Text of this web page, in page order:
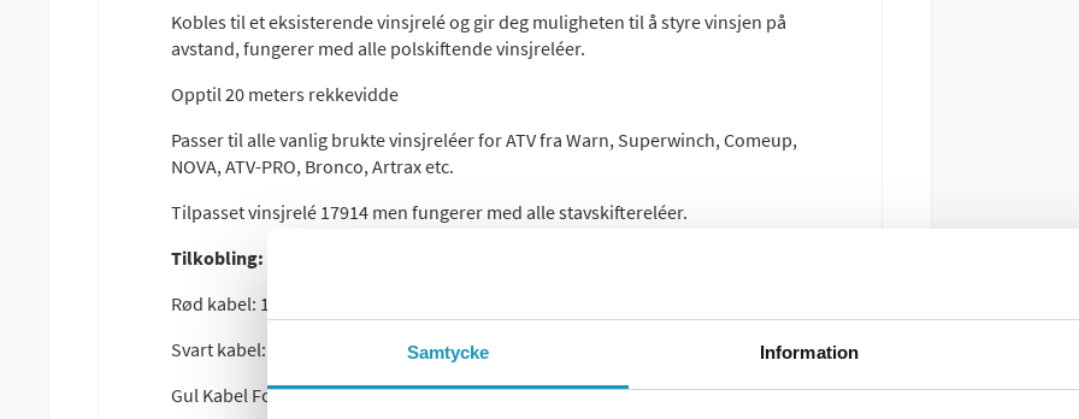
Samtycke Information
Kobles til et eksisterende vinsjrelé og gir deg muligheten til å styre vinsjen på
avstand, fungerer med alle polskiftende vinsjreléer.
Opptil 20 meters rekkevidde
Passer til alle vanlig brukte vinsjreléer for ATV fra Warn, Superwinch, Comeup,
NOVA, ATV-PRO, Bronco, Artrax etc.
Tilpasset vinsjrelé 17914 men fungerer med alle stavskiftereléer.
Tilkobling:
Rød kabel: 12v Battery Plus, eller Plus etter tenning
Svart kabel: Batteri minus eller jord
Gul Kabel For styrestrøm: Vinsjrelé styrestrømkabel IN